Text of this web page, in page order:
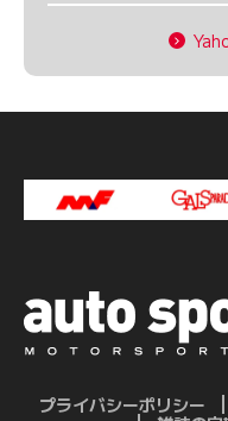
プライバシーポリシー